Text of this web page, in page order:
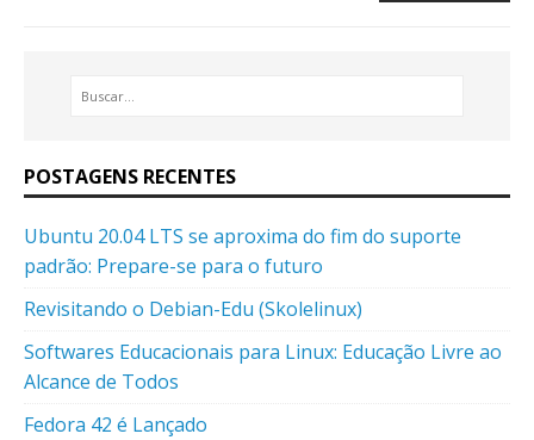
POSTAGENS RECENTES
Ubuntu 20.04 LTS se aproxima do fim do suporte
padrão: Prepare-se para o futuro
Revisitando o Debian-Edu (Skolelinux)
Softwares Educacionais para Linux: Educação Livre ao
Alcance de Todos
Fedora 42 é Lançado